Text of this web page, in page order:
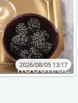
2026/08/05 13:17